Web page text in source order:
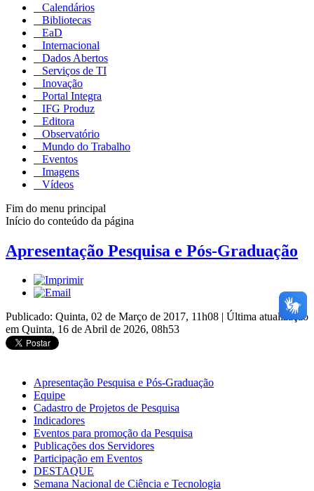
Calendários
Bibliotecas
EaD
Internacional
Dados Abertos
Serviços de TI
Inovação
Portal Integra
IFG Produz
Editora
Observatório
Mundo do Trabalho
Eventos
Imagens
Vídeos
Fim do menu principal
Início do conteúdo da página
Apresentação Pesquisa e Pós-Graduação
Publicado: Quinta, 02 de Março de 2017, 11h08 | Última atualização
em Quinta, 16 de Abril de 2026, 08h53
Apresentação Pesquisa e Pós-Graduação
Equipe
Cadastro de Projetos de Pesquisa
Indicadores
Eventos para promoção da Pesquisa
Publicações dos Servidores
Participação em Eventos
DESTAQUE
Semana Nacional de Ciência e Tecnologia